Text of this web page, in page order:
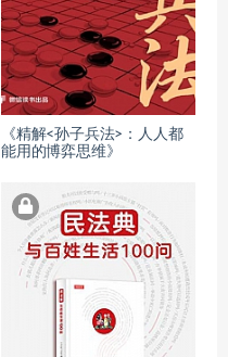
《精解<孙子兵法>：人人都
能用的博弈思维》